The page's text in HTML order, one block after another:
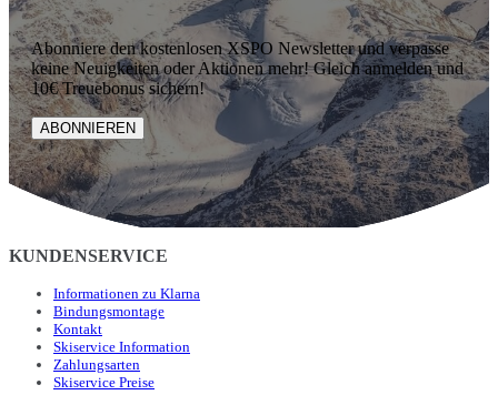
Abonniere den kostenlosen XSPO Newsletter und verpasse
keine Neuigkeiten oder Aktionen mehr! Gleich anmelden und
10€ Treuebonus sichern!
ABONNIEREN
KUNDENSERVICE
Informationen zu Klarna
Bindungsmontage
Kontakt
Skiservice Information
Zahlungsarten
Skiservice Preise